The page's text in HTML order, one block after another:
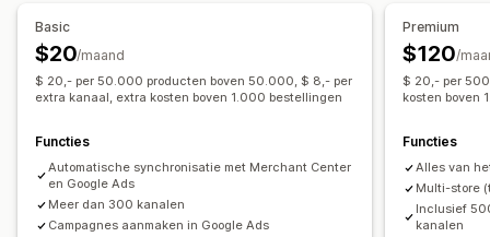
Collectietargeting
Feedbeheer
Productsynchronisatie Bulkbewerking Winkelupdates
GTIN-beheer
Headless
Feedoptimalisatie
Prestaties bijhouden
Basic
$20/maand
$ 20,- per 50.000 producten boven 50.000, $ 8,- per
extra kanaal, extra kosten boven 1.000 bestellingen
Functies
Automatische synchronisatie met Merchant Center
en Google Ads
Meer dan 300 kanalen
Campagnes aanmaken in Google Ads
Premium
$120/
$ 20,- per
kosten boven
Functies
Alles van
Multi-store
Inclusief
kanalen